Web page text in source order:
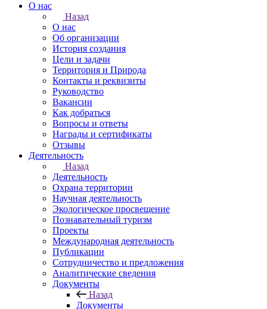
О нас
Назад
О нас
Об организации
История создания
Цели и задачи
Территория и Природа
Контакты и реквизиты
Руководство
Вакансии
Как добраться
Вопросы и ответы
Награды и сертификаты
Отзывы
Деятельность
Назад
Деятельность
Охрана территории
Научная деятельность
Экологическое просвещение
Познавательный туризм
Проекты
Международная деятельность
Публикации
Сотрудничество и предложения
Аналитические сведения
Документы
Назад
Документы